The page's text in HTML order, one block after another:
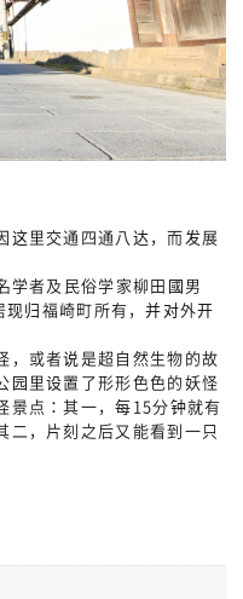
里交通四通八达，而发展
学者及民俗学家柳田國男
归福崎町所有，并对外开
或者说是超自然生物的故
园里设置了形形色色的妖怪
景点：其一，每15分钟就有
二，片刻之后又能看到一只